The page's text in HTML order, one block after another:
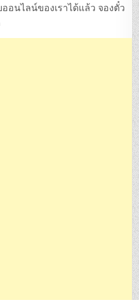
อนไลน์ของเราได้แล้ว จองตั๋ว